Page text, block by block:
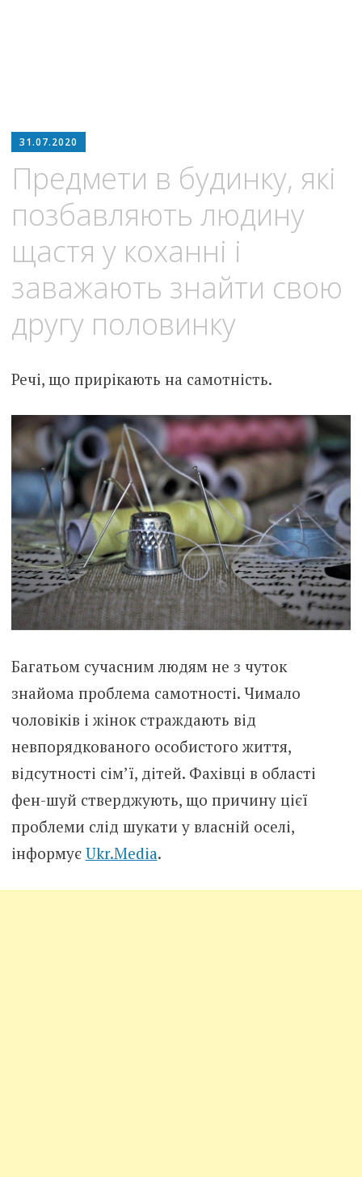
31.07.2020
Предмети в будинку, які
позбавляють людину
щастя у коханні і
заважають знайти свою
другу половинку
Речі, що прирікають на самотність.
Багатьом сучасним людям не з чуток
знайома проблема самотності. Чимало
чоловіків і жінок страждають від
невпорядкованого особистого життя,
відсутності сім’ї, дітей. Фахівці в області
фен-шуй стверджують, що причину цієї
проблеми слід шукати у власній оселі,
інформує Ukr.Media.